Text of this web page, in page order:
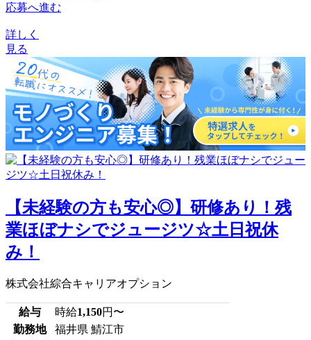
応募へ進む
詳しく
見る
【未経験の方も安心◎】研修あり！残
業ほぼナシでジュージツ☆土日祝休
み！
株式会社綜合キャリアオプション
給与 時給1,150円〜
勤務地
福井県 鯖江市